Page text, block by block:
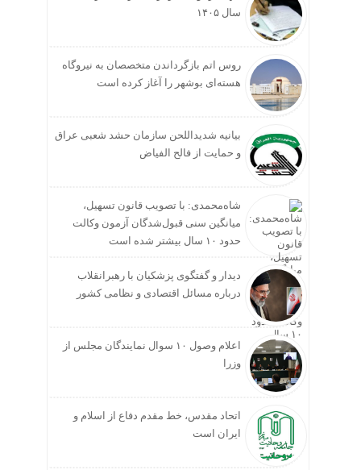
سال ۱۴۰۵
روس اتم بازگرداندن متخصصان به نیروگاه
هسته‌ای بوشهر را آغاز کرده است
بیانیه شدیداللحن سازمان حشد شعبی عراق
و حمایت از فالح الفیاض
شاه‌محمدی: با تصویب قانون تسهیل،
میانگین سنی قبول‌شدگان آزمون وکالت
حدود ۱۰ سال بیشتر شده است
دیدار و گفتگوی پزشکیان با رهبرانقلاب
درباره مسائل اقتصادی و نظامی کشور
اعلام وصول ۱۰ سوال نمایندگان مجلس از
وزرا
اتحاد مقدس، خط مقدم دفاع از اسلام و
ایران است